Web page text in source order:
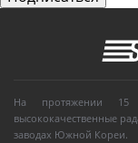
На протяжении 15
высококачественные
заводах Южной Кореи.